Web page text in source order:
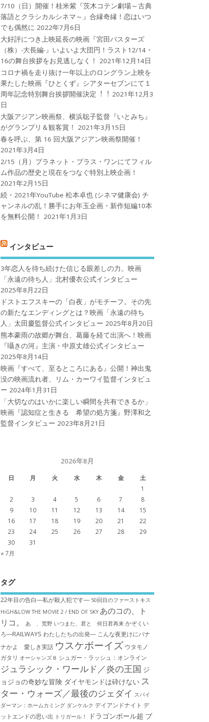
7/10（日）開催！桂米紫『茨木コテン劇場～古典
落語とクラシカルシネマ～』合縁奇縁！恋はいつ
でも偶然に 2022年7月6日
大好評につき上映延長の映画『宮田バスターズ
（株）-大長編-』いよいよ大団円！ラスト12/14・
16の舞台挨拶をお見逃しなく！
2021年12月14日
コロナ禍を⾛り抜け⼀年以上のロングラン上映を
果たした映画『ひとくず』シアターセブンにて１
周年記念特別舞台挨拶開催決定︕︕ 2021年12月3
日
大阪アジアン映画祭、横浜聡子監督『いとみち』
がグランプリ＆観客賞！
2021年3月15日
春を呼ぶ、第 16 回大阪アジアン映画祭開催！
2021年3月4日
2/15（月）プラネット・プラス・ワンにてフィル
ム作品の歴史と現在をつなぐ特別上映企画！
2021年2月15日
続・2021年YouTube 松本卓也 (シネマ健康会) チ
ャンネルの乱！勝手にお年玉企画・新作短編10本
を無料公開！
2021年1月3日
インタビュー
3年恋人を待ち続けた信じる眼差しの力。映画
「永遠の待ち人」北村優衣公式インタビュー
2025年8月22日
ドストエフスキーの「白夜」がモチーフ。その先
の新たなエンディングとは？映画「永遠の待ち
人」太田慶監督公式インタビュー 2025年8月20日
熊本豪雨の故郷が舞台、葛藤を経て出演へ！映画
『囁きの河』主演・中原丈雄公式インタビュー
2025年8月14日
映画『すべて、至るところにある』公開！神出鬼
没の映画流れ者、リム・カーワイ監督インタビュ
ー 2024年1月31日
「大切なのはいかに楽しい瞬間を共有できるか」
映画『認知症と生きる 希望の処方箋』野澤和之
監督インタビュー 2023年8月21日
2026年8月
日 月 火 水 木 金
土
1
2
3 4 5 6 7
8
9
10 11 12 13 14
15
16
17 18 19 20 21
22
23
24 25 26 27 28
29
30
31
« 7月
タグ
22年目の告白―私が殺人犯です― 50回目のファーストキス
HiGH&LOW THE MOVIE 2 / END OF SKY あのコの、ト
リコ。
あゝ、荒野 いつまた、君と 何日君再来 かぞくい
ろ―RAILWAYS わたしたちの出発― こんな夜更けにバナ
ナかよ 愛しき実話 ウスケボーイズ ウタモノ
ガタリ オーシャンズ８ シュガー・ラッシュ：オ​ンライン
ジュラシック・ワールド／炎の王国 ジ
ョジョの奇妙な冒険 ダイヤモンドは砕けない ス
ター・ウォーズ／最後のジェダイ スパイ
ダーマン：ホームカミング ダンケルク デイアンドナイト デ
ットエンドの思い出
トリガール！ ドラゴンボール超 ブ